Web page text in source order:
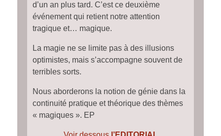
d’un an plus tard. C’est ce deuxième
événement qui retient notre attention
tragique et… magique.
La magie ne se limite pas à des illusions
optimistes, mais s’accompagne souvent de
terribles sorts.
Nous aborderons la notion de génie dans la
continuité pratique et théorique des thèmes
« magiques ». EP